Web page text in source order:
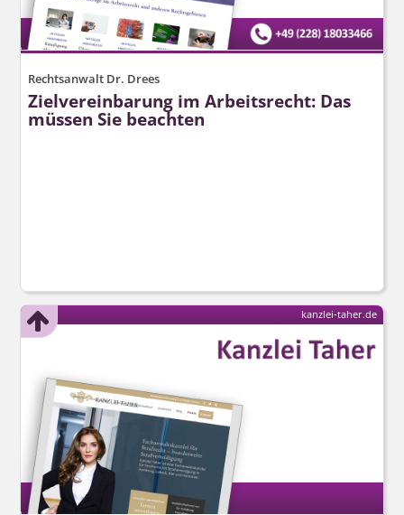
Rechtsanwalt Dr. Drees
Zielvereinbarung im Arbeitsrecht: Das
müssen Sie beachten
kanzlei-taher.de